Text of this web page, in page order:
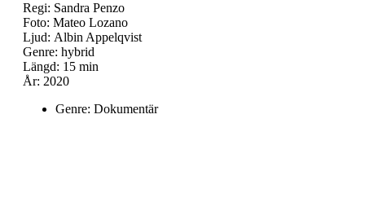
Regi: Sandra Penzo
Foto: Mateo Lozano
Ljud: Albin Appelqvist
Genre: hybrid
Längd: 15 min
År: 2020
Genre: Dokumentär